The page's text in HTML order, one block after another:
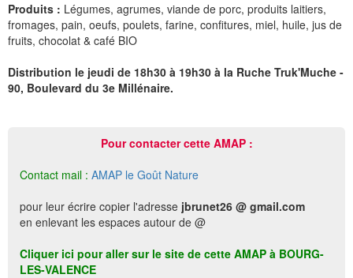
Produits : Légumes, agrumes, viande de porc, produits laitiers,
fromages, pain, oeufs, poulets, farine, confitures, miel, huile, jus de
fruits, chocolat & café BIO
Distribution le jeudi de 18h30 à 19h30 à la Ruche Truk'Muche -
90, Boulevard du 3e Millénaire.
Pour contacter cette AMAP :
Contact mail : AMAP le Goût Nature
pour leur écrire copier l'adresse jbrunet26 @ gmail.com
en enlevant les espaces autour de @
Cliquer ici pour aller sur le site de cette AMAP à BOURG-
LES-VALENCE